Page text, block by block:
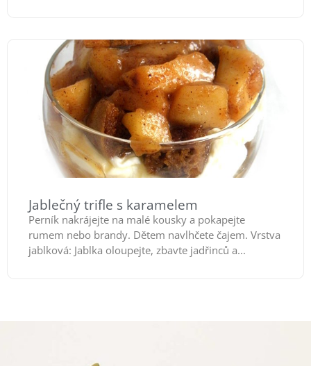
Jablečný trifle s karamelem
Perník nakrájejte na malé kousky a pokapejte
rumem nebo brandy. Dětem navlhčete čajem. Vrstva
jablková: Jablka oloupejte, zbavte jadřinců a...